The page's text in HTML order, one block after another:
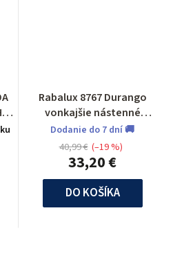
Rabalux 8767 Durango
vonkajšie nástenné
svietidlo
Dodanie do 7 dní 🚚
33,20 €
40,99 € (–19 %)
DO KOŠÍKA